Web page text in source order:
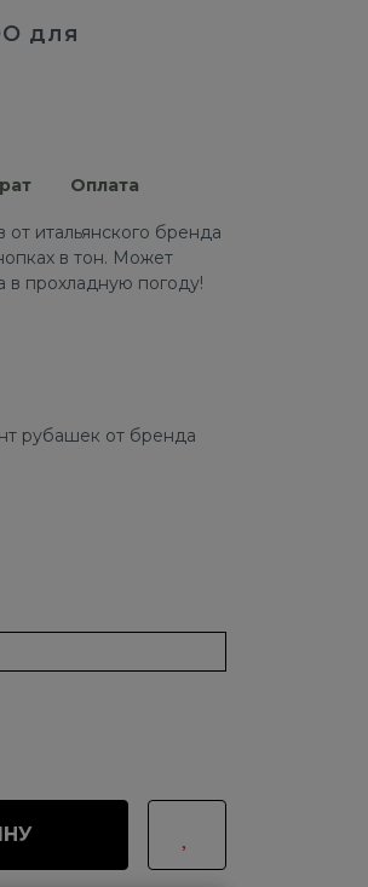
для
Оплата
итальянского бренда
в тон. Может
в прохладную погоду!
рубашек от бренда